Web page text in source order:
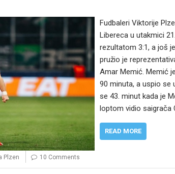
Fudbaleri Viktorije
Libereca u utakmici
rezultatom 3:1, a još
pružio je
Amar Memić. Memić
90 minuta, a uspio se
se 43. minut kada je
loptom vidio saigrača
READ MORE
Plzen 10 Comments